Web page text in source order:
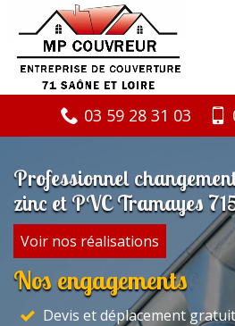
03 59 28 31 03
Professionnel
zinc et PVC Tramayes
Voir nos réalisations
Nos engagements
Devis et déplacement